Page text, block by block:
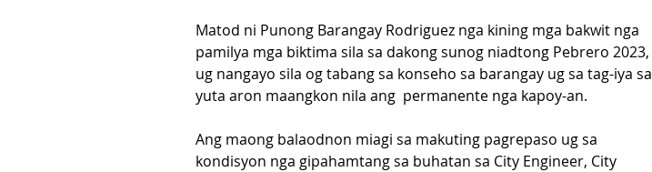
Matod ni Punong Barangay Rodriguez nga kining mga bakwit nga
pamilya mga biktima sila sa dakong sunog niadtong Pebrero 2023,
ug nangayo sila og tabang sa konseho sa barangay ug sa tag-iya sa
yuta aron maangkon nila ang  permanente nga kapoy-an.
Ang maong balaodnon miagi sa makuting pagrepaso ug sa
kondisyon nga gipahamtang sa buhatan sa City Engineer, City